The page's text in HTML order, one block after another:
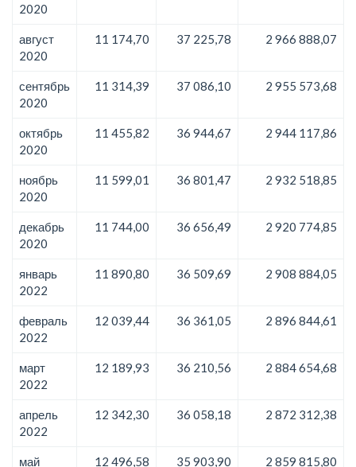
2020
август
2020
11 174,70 37 225,78 2 966 888,07
сентябрь
2020
11 314,39 37 086,10 2 955 573,68
октябрь
2020
11 455,82 36 944,67 2 944 117,86
ноябрь
2020
11 599,01 36 801,47 2 932 518,85
декабрь
2020
11 744,00 36 656,49 2 920 774,85
январь
2022
11 890,80 36 509,69 2 908 884,05
февраль
2022
12 039,44 36 361,05 2 896 844,61
март
2022
12 189,93 36 210,56 2 884 654,68
апрель
2022
12 342,30 36 058,18 2 872 312,38
май 12 496,58 35 903,90 2 859 815,80